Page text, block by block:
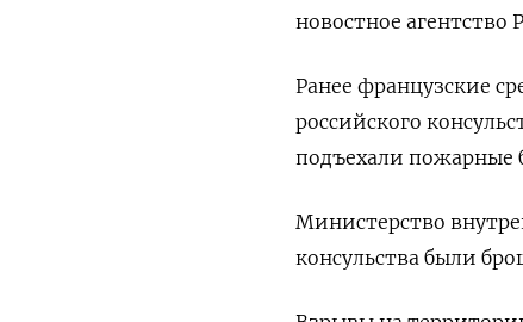
новостное агентство
Ранее французские
российского
подъехали пожарные
Министерство
консульства были